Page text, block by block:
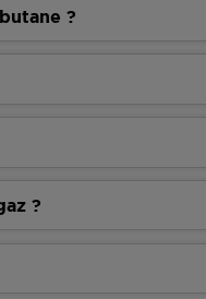
?
?